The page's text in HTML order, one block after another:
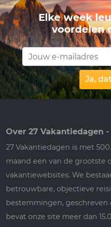
Elke week
voordelen
Ja,
Over 27 Vakantiedagen
27 Vakantiedagen is met
maand een van de grootste
vakantiewebsites. We
betrouwbare, objectieve
bestemmingen, geschreven
bevat onze site meer dan